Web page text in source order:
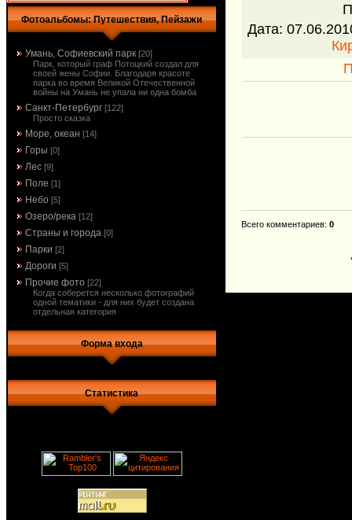
Фотоальбомы: Путешествия, Пейзажи
Умань, Софиевский парк [20]
Парк, который граф Потоцкий создал для
своей жены Софии. Благодаря красоте
парка во время Великой Отечественной
войны на Умань не упала ни одна бомба
Санкт-Петербург [122]
Просто сказка
Море, океан [14]
Горы [0]
Лес [9]
Поле [1]
Небо [5]
Озеро/река [12]
Страны и города [0]
Парки [2]
Дороги [5]
Прочие фото [22]
Когда соберется несколько фотографий
одной тематики - для них будет создана
отдельная категория
Форма входа
Статистика
Дата:
Всего комментариев: 0